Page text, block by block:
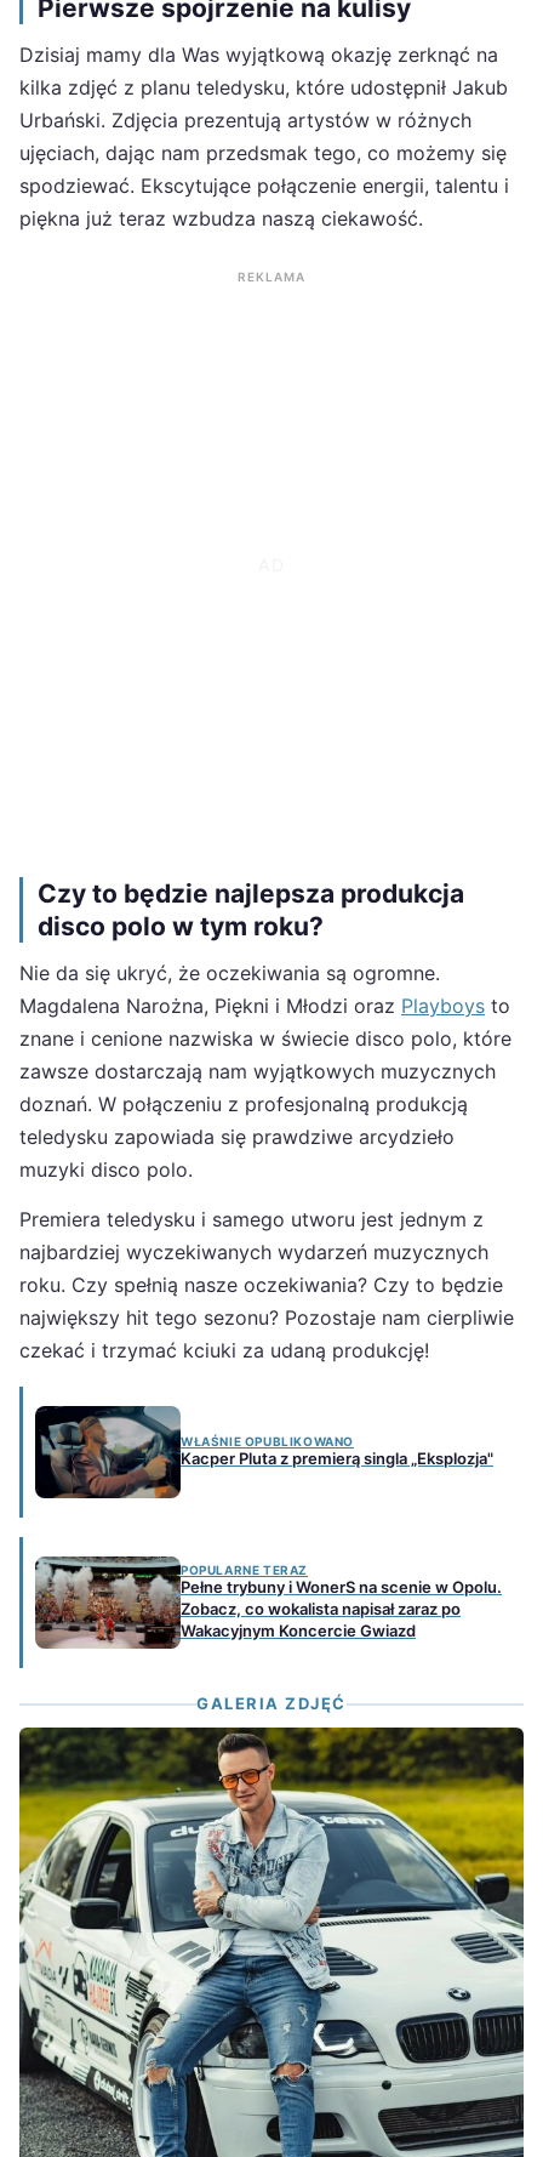
Pierwsze spojrzenie na kulisy
Dzisiaj mamy dla Was wyjątkową okazję zerknąć na
kilka zdjęć z planu teledysku, które udostępnił Jakub
Urbański. Zdjęcia prezentują artystów w różnych
ujęciach, dając nam przedsmak tego, co możemy się
spodziewać. Ekscytujące połączenie energii, talentu i
piękna już teraz wzbudza naszą ciekawość.
REKLAMA
Czy to będzie najlepsza produkcja
disco polo w tym roku?
Nie da się ukryć, że oczekiwania są ogromne.
Magdalena Narożna, Piękni i Młodzi oraz Playboys to
znane i cenione nazwiska w świecie disco polo, które
zawsze dostarczają nam wyjątkowych muzycznych
doznań. W połączeniu z profesjonalną produkcją
teledysku zapowiada się prawdziwe arcydzieło
muzyki disco polo.
Premiera teledysku i samego utworu jest jednym z
najbardziej wyczekiwanych wydarzeń muzycznych
roku. Czy spełnią nasze oczekiwania? Czy to będzie
największy hit tego sezonu? Pozostaje nam cierpliwie
czekać i trzymać kciuki za udaną produkcję!
WŁAŚNIE OPUBLIKOWANO
Kacper Pluta z premierą singla „Eksplozja"
POPULARNE TERAZ
Pełne trybuny i WonerS na scenie w Opolu.
Zobacz, co wokalista napisał zaraz po
Wakacyjnym Koncercie Gwiazd
GALERIA ZDJĘĆ